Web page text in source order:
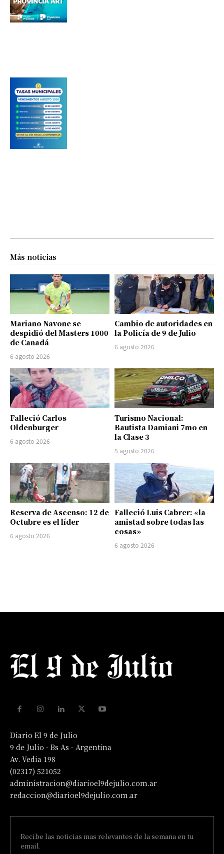
Más noticias
Mariano Navone se
despidió del Masters 1000
de Canadá
6 agosto 2026
Cambio de autoridades en
la Policía de 9 de Julio
6 agosto 2026
Falleció Carlos
Oldenburger
6 agosto 2026
Turismo Nacional:
Bautista Damiani 7mo en
la Clase 3
5 agosto 2026
Reserva de Ascenso: 12 de
Octubre es el líder
6 agosto 2026
Falleció Luis Cabrer: «la
amistad sobre todas las
cosas»
6 agosto 2026
Diario El 9 de Julio
9 de Julio - Bs As - Argentina
Av. Vedia 198
(02317) 521052
administracion@diarioel9dejulio.com.ar
redaccion@diarioel9dejulio.com.ar
Recibe las noticias mas relevantes de la semana en tu
email.